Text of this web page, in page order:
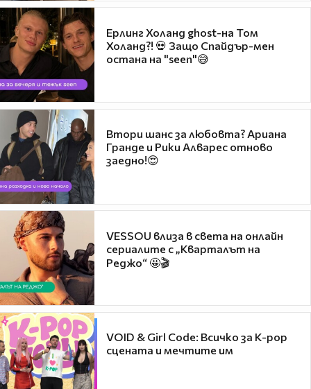
Ерлинг Холанд ghost-на Том
Холанд?! 💀 Защо Спайдър-мен
остана на "seen"😅
Втори шанс за любовта? Ариана
Гранде и Рики Алварес отново
заедно!😍
VESSOU влиза в света на онлайн
сериалите с „Кварталът на
Реджо“ 🤩🎬
VOID & Girl Code: Всичко за K-pop
сцената и мечтите им